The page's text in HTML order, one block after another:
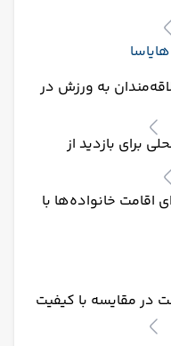
به ورزش در
برای بازدید از
اقامت خانواده‌ها با
در مقایسه با کیفیت